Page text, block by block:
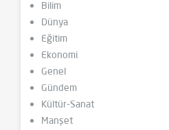
Bilim
Dünya
Eğitim
Ekonomi
Genel
Gündem
Kültür-Sanat
Manşet